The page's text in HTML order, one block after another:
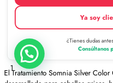
Ya soy
¿Tienes dudas
Consúltanos
El Tratamiento Somnia Silver
1